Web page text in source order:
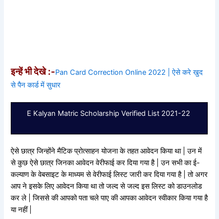
इन्हें भी देखे :-Pan Card Correction Online 2022 | ऐसे करे खुद
से पैन कार्ड में सुधार
E Kalyan Matric Scholarship Verified List 2021-22
ऐसे छात्र जिन्होंने मैटिक प्रोत्साहन योजना के तहत आवेदन किया था | उन में
से कुछ ऐसे छात्र जिनका आवेदन वेरीफाई कर दिया गया है | उन सभी का ई-
कल्याण के वेबसाइट के माध्यम से वेरीफाई लिस्ट जारी कर दिया गया है | तो अगर
आप ने इसके लिए आवेदन किया था तो जल्द से जल्द इस लिस्ट को डाउनलोड
कर ले | जिससे की आपको पता चले पाए की आपका आवेदन स्वीकार किया गया है
या नहीं |